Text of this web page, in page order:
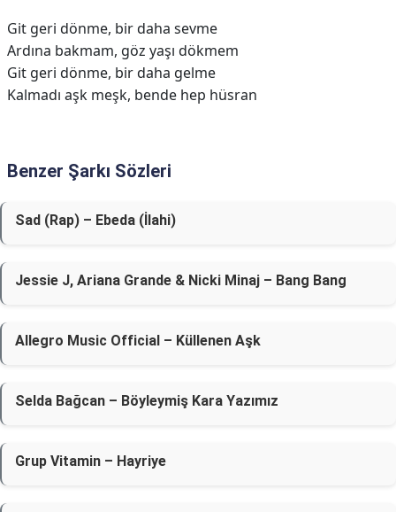
Git geri dönme, bir daha sevme
Ardına bakmam, göz yaşı dökmem
Git geri dönme, bir daha gelme
Kalmadı aşk meşk, bende hep hüsran
Benzer Şarkı Sözleri
Sad (Rap) – Ebeda (İlahi)
Jessie J, Ariana Grande & Nicki Minaj – Bang Bang
Allegro Music Official – Küllenen Aşk
Selda Bağcan – Böyleymiş Kara Yazımız
Grup Vitamin – Hayriye